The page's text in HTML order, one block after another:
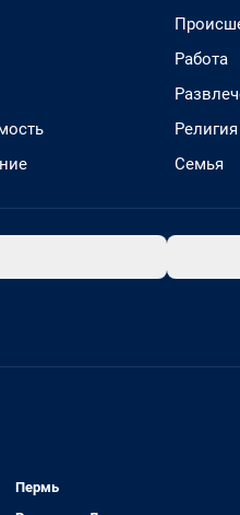
Работа
Религия
Семья
Пермь